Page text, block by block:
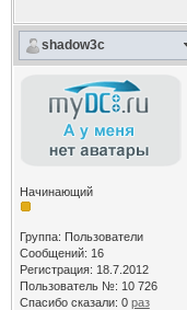
shadow3c
Начинающий
Группа: Пользователи
Сообщений: 16
Регистрация: 18.7.2012
Пользователь №: 10 726
Спасибо сказали: 0 раз